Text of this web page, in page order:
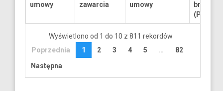
umowy
zawarcia
umowy
brutto
(PLN)
Wyświetlono od 1 do 10 z 811 rekordów
Poprzednia
1 2 3 4 5 …
82
Następna